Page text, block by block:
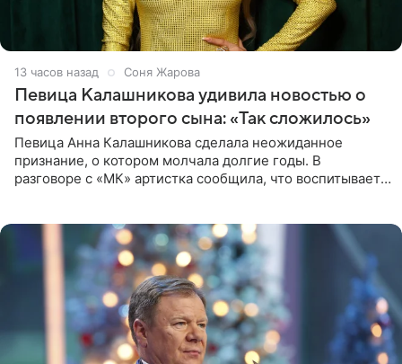
13 часов назад Соня Жарова
Певица Калашникова удивила новостью о
появлении второго сына: «Так сложилось»
Певица Анна Калашникова сделала неожиданное
признание, о котором молчала долгие годы. В
разговоре с «МК» артистка сообщила, что воспитывает